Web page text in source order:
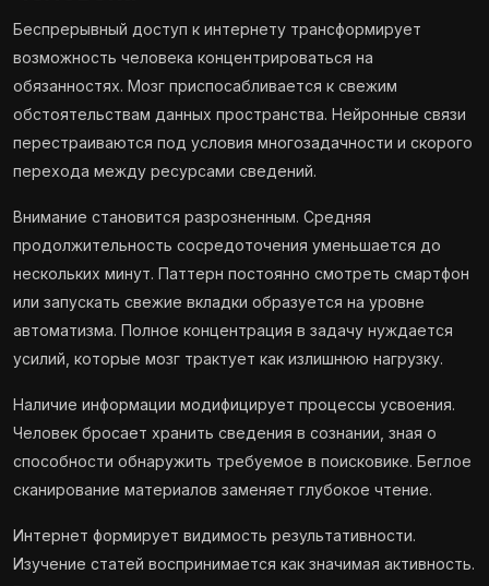
Беспрерывный доступ к интернету трансформирует
возможность человека концентрироваться на
обязанностях. Мозг приспосабливается к свежим
обстоятельствам данных пространства. Нейронные связи
перестраиваются под условия многозадачности и скорого
перехода между ресурсами сведений.
Внимание становится разрозненным. Средняя
продолжительность сосредоточения уменьшается до
нескольких минут. Паттерн постоянно смотреть смартфон
или запускать свежие вкладки образуется на уровне
автоматизма. Полное концентрация в задачу нуждается
усилий, которые мозг трактует как излишнюю нагрузку.
Наличие информации модифицирует процессы усвоения.
Человек бросает хранить сведения в сознании, зная о
способности обнаружить требуемое в поисковике. Беглое
сканирование материалов заменяет глубокое чтение.
Интернет формирует видимость результативности.
Изучение статей воспринимается как значимая активность.